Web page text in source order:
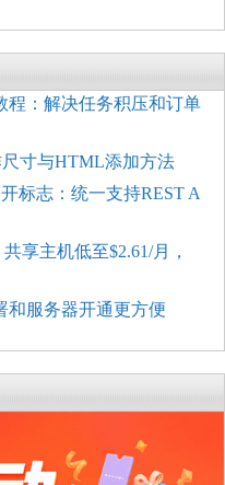
程：解决任务积压和订单
寸与HTML添加方法
标志：统一支持REST A
享主机低至$2.61/月，
和服务器开通更方便